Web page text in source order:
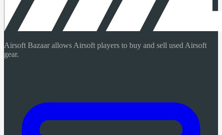
Airsoft Bazaar allows Airsoft players to buy and sell used Airsoft
gear.